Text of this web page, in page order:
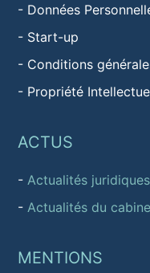
- Données
- Start-up
- Conditions
- Propriété
ACTUS
- Actualités juridiques
- Actualités du
MENTIONS